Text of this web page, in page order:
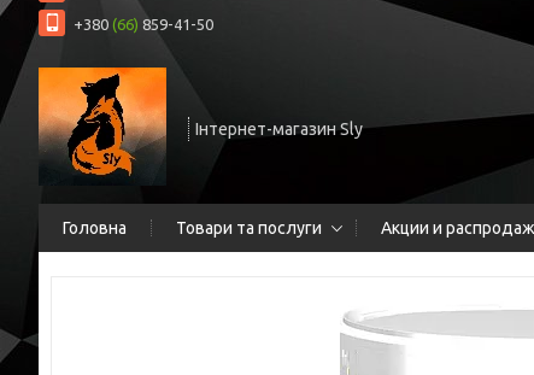
+380 (66) 859-41-50
Інтернет-магазин Sly
Головна Товари та послуги Акции и